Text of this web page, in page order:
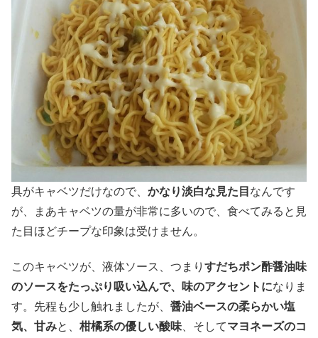
具がキャベツだけなので、 かなり淡白な見た目 なんです
が、まあキャベツの量が非常に多いので、食べてみると見
た目ほどチープな印象は受けません。
このキャベツが、液体ソース、つまり すだちポン酢醤油味
のソースをたっぷり吸い込んで、味のアクセントになりま
す。先程も少し触れましたが、 醤油ベースの柔らかい塩
気、甘みと、 柑橘系の優しい酸味 、そしてマヨネーズのコ